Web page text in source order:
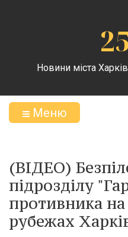
25
Новини міста
Меню
(ВІДЕО)
підрозділу
противника на
рубежах